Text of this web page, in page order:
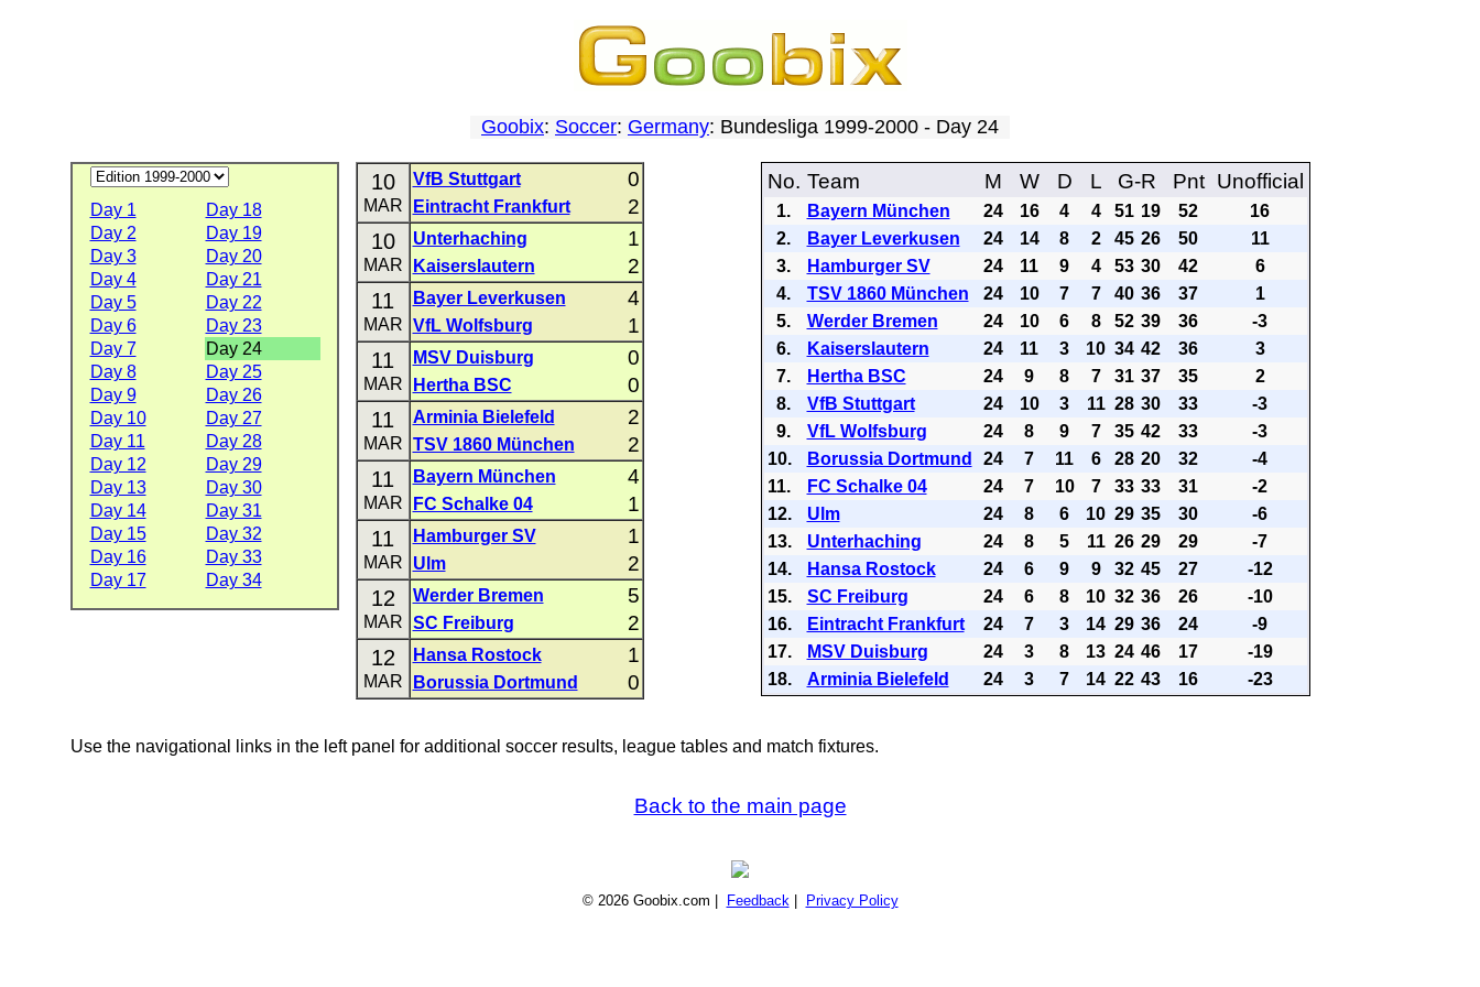
Goobix: Soccer: Germany: Bundesliga 1999-2000 - Day 24
Day 1
Day 18
Day 2
Day 19
Day 3
Day 20
Day 4
Day 21
Day 5
Day 22
Day 6
Day 23
Day 7
Day 24
Day 8
Day 25
Day 9
Day 26
Day 10
Day 27
Day 11
Day 28
Day 12
Day 29
Day 13
Day 30
Day 14
Day 31
Day 15
Day 32
Day 16
Day 33
Day 17
Day 34
10
MAR
VfB Stuttgart 0
Eintracht Frankfurt 2
10
MAR
Unterhaching 1
Kaiserslautern 2
11
MAR
Bayer Leverkusen 4
VfL Wolfsburg 1
11
MAR
MSV Duisburg 0
Hertha BSC 0
11
MAR
Arminia Bielefeld 2
TSV 1860 München 2
11
MAR
Bayern München 4
FC Schalke 04 1
11
MAR
Hamburger SV 1
Ulm 2
12
MAR
Werder Bremen 5
SC Freiburg 2
12
MAR
Hansa Rostock 1
Borussia Dortmund 0
No. Team M W D L G-R Pnt Unofficial
1. Bayern München 24 16 4 4 51 19 52
16
2.
Bayer Leverkusen 24 14 8 2 45 26 50
11
3.
Hamburger SV 24 11 9 4 53 30 42
6
4.
TSV 1860 München 24 10 7 7 40 36 37
1
5.
Werder Bremen 24 10 6 8 52 39 36
-3
6.
Kaiserslautern 24 11 3 10 34 42 36
3
7.
Hertha BSC 24 9 8 7 31 37 35
2
8.
VfB Stuttgart 24 10 3 11 28 30 33
-3
9.
VfL Wolfsburg 24 8 9 7 35 42 33
-3
10.
Borussia Dortmund 24 7 11 6 28 20 32
-4
11.
FC Schalke 04 24 7 10 7 33 33 31
-2
12.
Ulm 24 8 6 10 29 35 30
-6
13.
Unterhaching 24 8 5 11 26 29 29
-7
14.
Hansa Rostock 24 6 9 9 32 45 27
-12
15.
SC Freiburg 24 6 8 10 32 36 26
-10
16.
Eintracht Frankfurt 24 7 3 14 29 36 24
-9
17.
MSV Duisburg 24 3 8 13 24 46 17
-19
18.
Arminia Bielefeld 24 3 7 14 22 43 16 -23
Use the navigational links in the left panel for additional soccer results, league tables and match fixtures.
Back to the main page
© 2026 Goobix.com | Feedback| Privacy Policy